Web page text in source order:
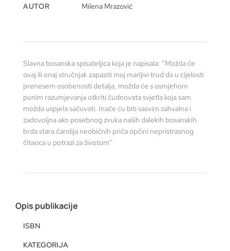
AUTOR Milena Mrazović
Slavna bosanska spisateljica koja je napisala: ”Možda će
ovaj ili onaj stručnjak zapaziti moj marljivi trud da u cijelosti
prenesem osobenosti detalja, možda će s osmjehom
punim razumjevanja otkriti čudnovata svjetla koja sam
možda uspjela sačuvati. Inače ću biti sasvim zahvalna i
zadovoljna ako posebnog zvuka naših dalekih bosanskih
brda stara čarolija neobičnih priča opčini nepristrasnog
čitaoca u potrazi za životom”
Opis publikacije
ISBN
KATEGORIJA